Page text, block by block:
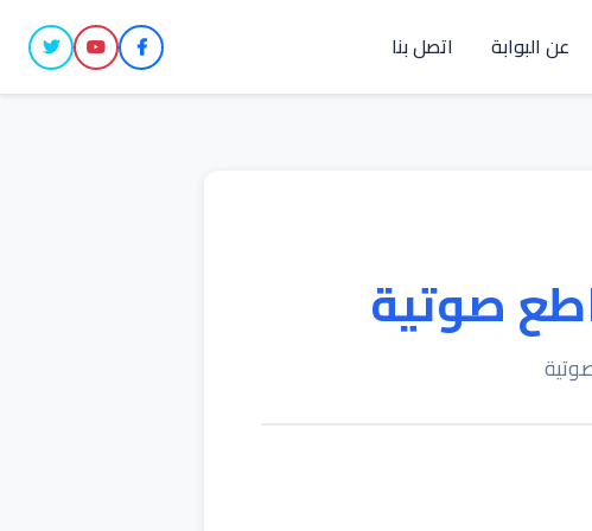
عن البوابة اتصل بنا
صوتية